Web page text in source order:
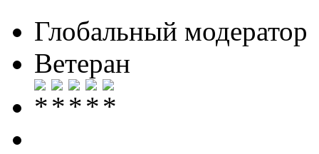
Глобальный модератор
Ветеран